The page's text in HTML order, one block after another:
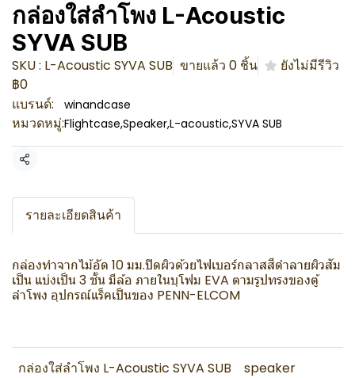
กล่องใส่ลำโพง L-Acoustic
SYVA SUB
SKU : L-Acoustic SYVA SUB ขายแล้ว 0 ชิ้น
ยังไม่มีรีวิว
฿0
แบรนด์:
winandcase
หมวดหมู่:Flightcase,Speaker,L-acoustic,SYVA SUB
แชร์
รายละเอียดสินค้า
กล่องทำจากไม้อัด 10 มม.ปิดผิวด้วยไฟเบอร์กลาสสีดำลายผิวสัม
เป็น แบ่งเป็น 3 ชั้น มีล้อ ภายในบุโฟม EVA ตามรูปทรงของตู้
ลำโพง อุปกรณ์แร็คเป็นของ PENN-ELCOM
กล่องใส่ลำโพง L-Acoustic SYVA SUB
speaker